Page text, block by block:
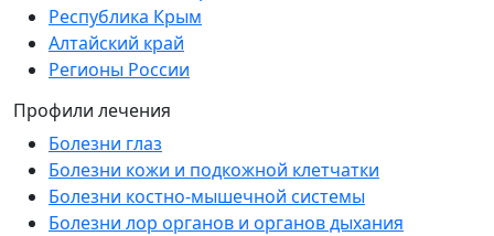
Республика Крым
Алтайский край
Регионы России
Профили лечения
Болезни глаз
Болезни кожи и подкожной клетчатки
Болезни костно-мышечной системы
Болезни лор органов и органов дыхания